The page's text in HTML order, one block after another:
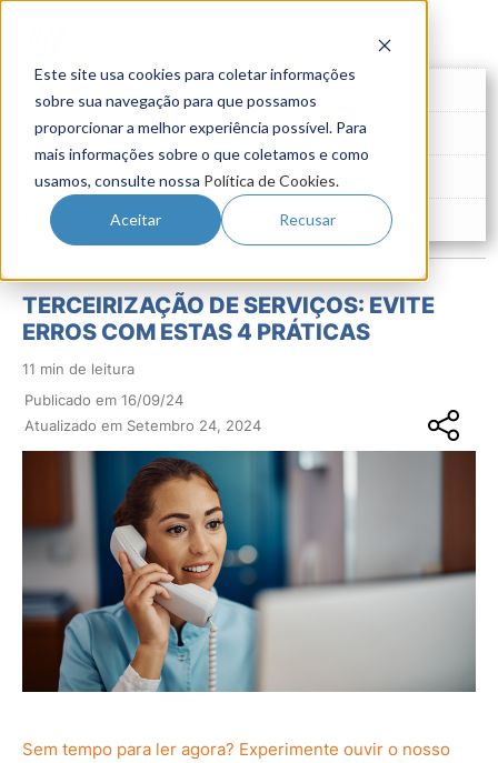
Este site usa cookies para coletar informações
sobre sua navegação para que possamos
proporcionar a melhor experiência possível. Para
mais informações sobre o que coletamos e como
usamos, consulte nossa Política de Cookies.
Aceitar Recusar
Gestão de Talentos
Novo Emprego
Pesquisas
TERCEIRIZAÇÃO DE SERVIÇOS: EVITE
ERROS COM ESTAS 4 PRÁTICAS
11 min de leitura
Publicado em 16/09/24
Atualizado em Setembro 24, 2024
Sem tempo para ler agora? Experimente ouvir o nosso